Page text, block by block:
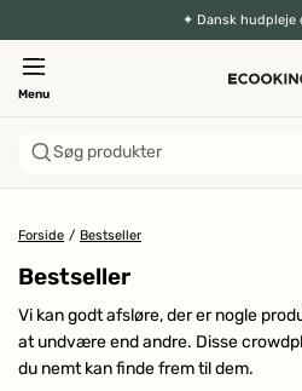
✦ Dansk hudpleje
Menu
Søg produkter
Forside / Bestseller
Bestseller
Vi kan godt afsløre, der er nogle
at undvære end andre. Disse
du nemt kan finde frem til dem.